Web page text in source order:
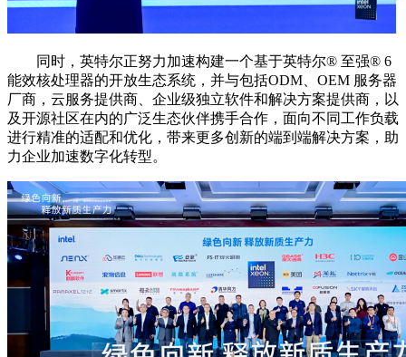
同时，英特尔正努力加速构建一个基于英特尔®️ 至强®️ 6
能效核处理器的开放生态系统，并与包括ODM、OEM 服务器
厂商，云服务提供商、企业级独立软件和解决方案提供商，以
及开源社区在内的广泛生态伙伴携手合作，面向不同工作负载
进行精准的适配和优化，带来更多创新的端到端解决方案，助
力企业加速数字化转型。